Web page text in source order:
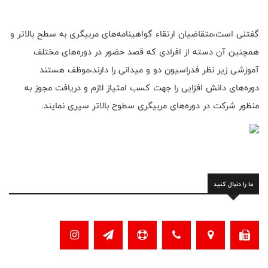
گفتنی است،متقاضیان ارتقاء گواهینامه‌های مربیگری به سطح بالاتر و
همچنین آن دسته از افرادی که قصد حضور در دوره‌های مختلف
آموزشی زیر نظر فدراسیون دو و میدانی را دارند،موظف هستند
دوره‌های دانش افزایی را جهت کسب امتیاز لازم و دریافت مجوز به
منظور شرکت در دوره‌های مربیگری سطوح بالاتر سپری نمایند.
ما را دنبال کنید